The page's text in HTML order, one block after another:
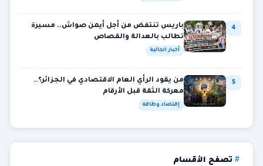
4
باريس تنتفض من أجل أيمن صواش.. مسيرة
تطالب بالعدالة والقصاص
أخبار الجالية
5
من يقود الرأي العام الاقتصادي في الجزائر؟…
معركة الثقة قبل الأرقام
إقتصاد وطاقة
تصفح الأقسام